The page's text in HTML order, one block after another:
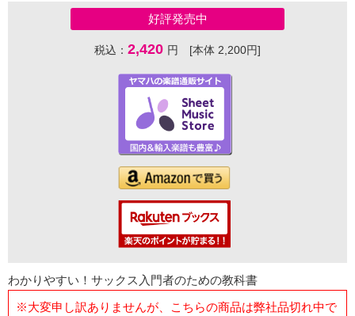
好評発売中
税込： 2,420 円 [本体 2,200円]
わかりやすい！サックス入門者のための教科書
※大変申し訳ありませんが、こちらの商品は弊社品切れ中で